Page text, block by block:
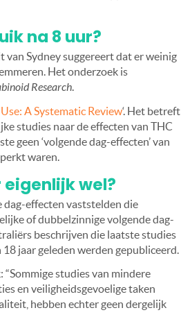
na 8 uur?
Sydney suggereert dat er weinig
Het onderzoek is
Research.
A Systematic Review‘. Het betreft
studies naar de effecten van THC
geen ‘volgende dag-effecten’ van
waren.
wel?
dag-effecten vaststelden die
of dubbelzinnige volgende dag-
beschrijven die laatste studies
jaar geleden werden gepubliceerd.
studies van mindere
en veiligheidsgevoelige taken
hebben echter geen dergelijk